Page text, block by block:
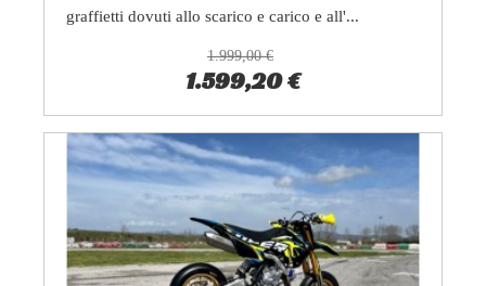
graffietti dovuti allo scarico e carico e all'...
1.999,00 €
1.599,20 €